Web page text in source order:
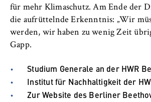
für mehr Klimaschutz. Am Ende der
die aufrüttelnde Erkenntnis: „Wir
werden, wir haben zu wenig Zeit
Gapp.
Studium Generale an der HWR
Institut für Nachhaltigkeit der
Zur Website des Berliner